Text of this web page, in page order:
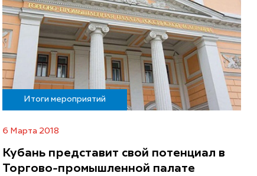
Итоги мероприятий
6 Марта 2018
Кубань представит свой потенциал в
Торгово-промышленной палате